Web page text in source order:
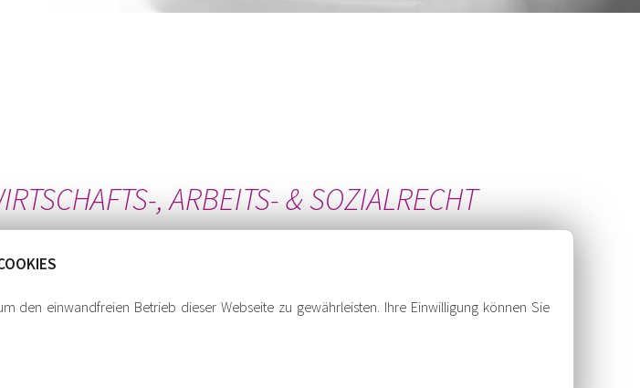
, ARBEITS- & SOZIALRECHT
den einwandfreien Betrieb dieser Webseite zu gewährleisten. Ihre Einwilligung können Sie